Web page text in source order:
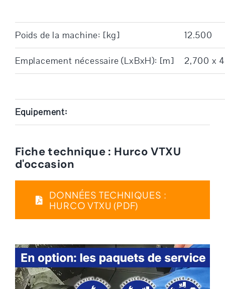
Poids de la machine: [kg] 12.500
Emplacement nécessaire (LxBxH): [m] 2,700 x
Equipement:
Fiche technique : Hurco VTXU
d'occasion
DONNÉES TECHNIQUES :
HURCO VTXU (PDF)